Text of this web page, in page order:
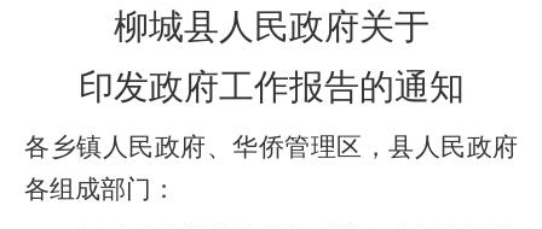
柳城县人民政府关于
印发政府工作报告的通知
各乡镇人民政府、华侨管理区，县人民政府
各组成部门：